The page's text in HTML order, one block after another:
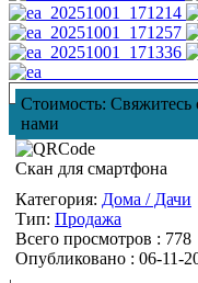
Стоимость: Свяжитесь
нами
Скан для смартфона
Категория: Дома / Дачи
Тип: Продажа
Всего просмотров : 778
Опубликовано : 06-11-